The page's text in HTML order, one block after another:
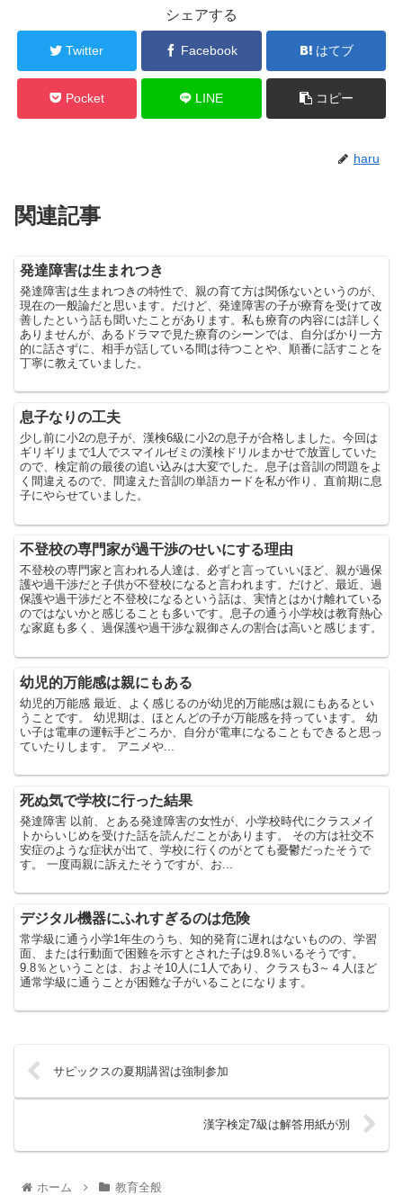
シェアする
Twitter Facebook はてブ
Pocket LINE コピー
haru
関連記事
発達障害は生まれつき
発達障害は生まれつきの特性で、親の育て方は関係ないというのが、
現在の一般論だと思います。だけど、発達障害の子が療育を受けて改
善したという話も聞いたことがあります。私も療育の内容には詳しく
ありませんが、あるドラマで見た療育のシーンでは、自分ばかり一方
的に話さずに、相手が話している間は待つことや、順番に話すことを
丁寧に教えていました。
息子なりの工夫
少し前に小2の息子が、漢検6級に小2の息子が合格しました。今回は
ギリギリまで1人でスマイルゼミの漢検ドリルまかせで放置していた
ので、検定前の最後の追い込みは大変でした。息子は音訓の問題をよ
く間違えるので、間違えた音訓の単語カードを私が作り、直前期に息
子にやらせていました。
不登校の専門家が過干渉のせいにする理由
不登校の専門家と言われる人達は、必ずと言っていいほど、親が過保
護や過干渉だと子供が不登校になると言われます。だけど、最近、過
保護や過干渉だと不登校になるという話は、実情とはかけ離れている
のではないかと感じることも多いです。息子の通う小学校は教育熱心
な家庭も多く、過保護や過干渉な親御さんの割合は高いと感じます。
幼児的万能感は親にもある
幼児的万能感 最近、よく感じるのが幼児的万能感は親にもあるとい
うことです。 幼児期は、ほとんどの子が万能感を持っています。 幼
い子は電車の運転手どころか、自分が電車になることもできると思っ
ていたりします。 アニメや...
死ぬ気で学校に行った結果
発達障害 以前、とある発達障害の女性が、小学校時代にクラスメイ
トからいじめを受けた話を読んだことがあります。 その方は社交不
安症のような症状が出て、学校に行くのがとても憂鬱だったそうで
す。 一度両親に訴えたそうですが、お...
デジタル機器にふれすぎるのは危険
常学級に通う小学1年生のうち、知的発育に遅れはないものの、学習
面、または行動面で困難を示すとされた子は9.8％いるそうです。
9.8％ということは、およそ10人に1人であり、クラスも3～４人ほど
通常学級に通うことが困難な子がいることになります。
サピックスの夏期講習は強制参加
漢字検定7級は解答用紙が別
ホーム 教育全般